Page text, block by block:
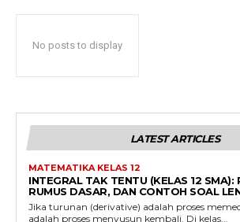
No posts to display
LATEST ARTICLES
MATEMATIKA KELAS 12
INTEGRAL TAK TENTU (KELAS 12 SMA):
RUMUS DASAR, DAN CONTOH SOAL
Jika turunan (derivative) adalah proses
adalah proses menyusun kembali. Di kelas...